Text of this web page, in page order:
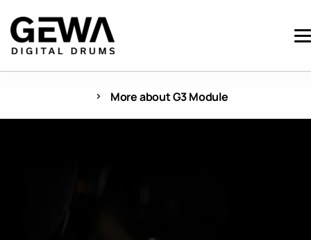
More about G3 Module